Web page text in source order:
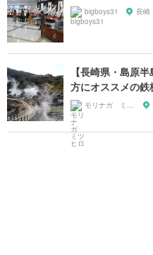
bigboys31 長崎
【長崎県・島原
方にオススメの鉄
モリナガ ミツヒロ